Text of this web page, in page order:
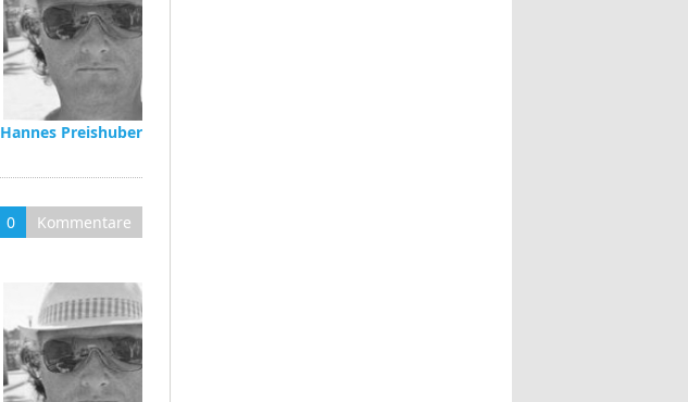
Hannes Preishuber
0 Kommentare